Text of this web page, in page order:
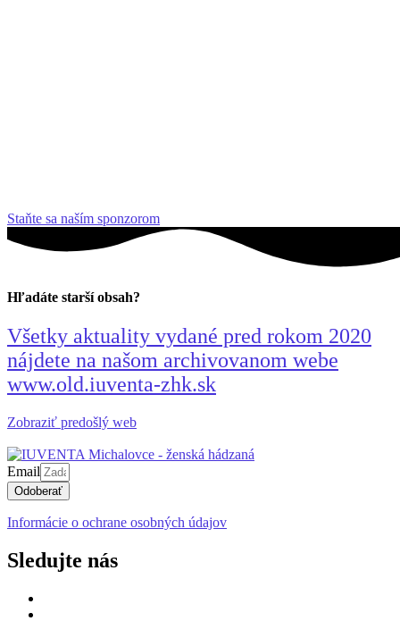
Staňte sa naším sponzorom
Hľadáte starší obsah?
Všetky aktuality vydané pred rokom 2020
nájdete na našom archivovanom webe
www.old.iuventa-zhk.sk
Zobraziť predošlý web
Email
Odoberať
Informácie o ochrane osobných údajov
Sledujte nás